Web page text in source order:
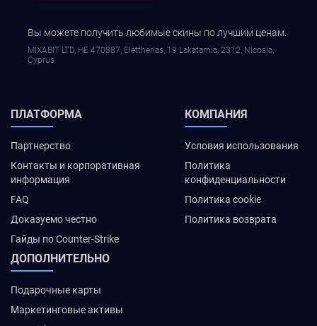
Вы можете получить любимые скины по лучшим ценам.
MIXABIT LTD, ΗΕ 470887, Elettherias, 19 Lakatamia, 2312, Nicosia,
Cyprus
ПЛАТФОРМА
Партнерство
Контакты и корпоративная
информация
FAQ
Доказуемо честно
Гайды по Counter-Strike
КОМПАНИЯ
Условия использования
Политика
конфиденциальности
Политика cookie
Политика возврата
ДОПОЛНИТЕЛЬНО
Подарочные карты
Маркетинговые активы